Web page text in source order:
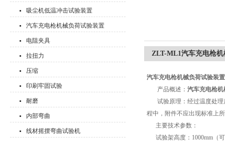
吸尘机低温冲击试验装置
汽车充电枪机械负荷试验装置
电阻夹具
拉扭力
压缩
印刷牢固试验
耐磨
内部弯曲
线材摇摆弯曲试验机
ZLT-ML1汽车充电枪
汽车充电枪机械负荷试验装置
产品概述： 汽车充电枪
试验原理：经过温度处理
程中，附件不应出现标准上
主要技术参数：
试验架高度：1000mm（